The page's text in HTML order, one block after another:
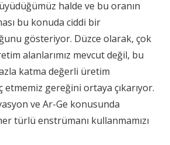
halde ve bu oranın
bu konuda ciddi bir
gösteriyor. Düzce olarak, çok
alanlarımız mevcut değil, bu
katma değerli üretim
etmemiz gereğini ortaya çıkarıyor.
ve Ar-Ge konusunda
türlü enstrümanı kullanmamızı